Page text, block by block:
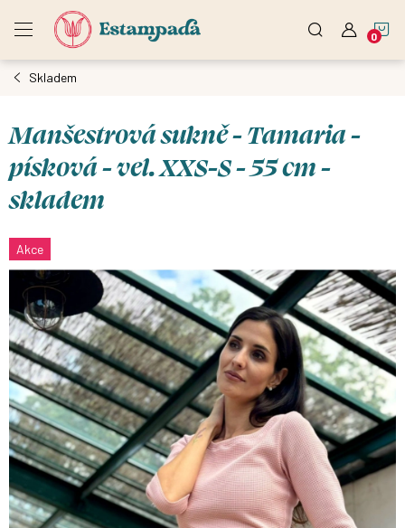
Skladem
Manšestrová sukně - Tamaria -
písková - vel. XXS-S - 55 cm -
skladem
Akce